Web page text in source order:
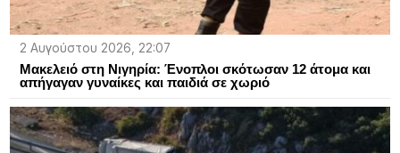
2 Αυγούστου 2026, 22:07
Μακελειό στη Νιγηρία: Ένοπλοι σκότωσαν 12 άτομα και
απήγαγαν γυναίκες και παιδιά σε χωριό